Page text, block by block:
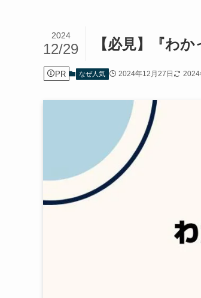
【必見】『わ
2024
12/29
PR なぜ人気 2024年12月27日